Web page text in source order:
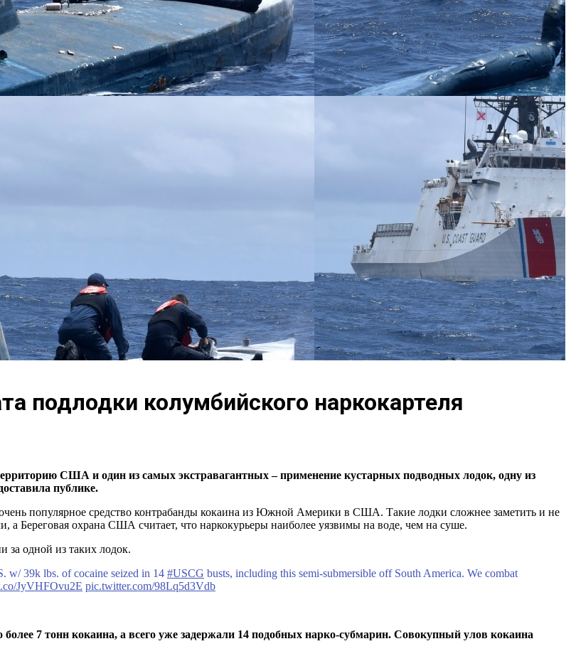
подлодки колумбийского наркокартеля
США и один из самых экстравагантных – применение кустарных подводных лодок, одну из
публике.
популярное средство контрабанды кокаина из Южной Америки в США. Такие лодки сложнее заметить и не
а Береговая охрана США считает, что наркокурьеры наиболее уязвимы на воде, чем на суше.
за одной из таких лодок.
w/ 39k lbs. of cocaine seized in 14 #USCG busts, including this semi-submersible off South America. We combat
JyVHFOvu2E pic.twitter.com/98Lq5d3Vdb
7 тонн кокаина, а всего уже задержали 14 подобных нарко-субмарин. Совокупный улов кокаина